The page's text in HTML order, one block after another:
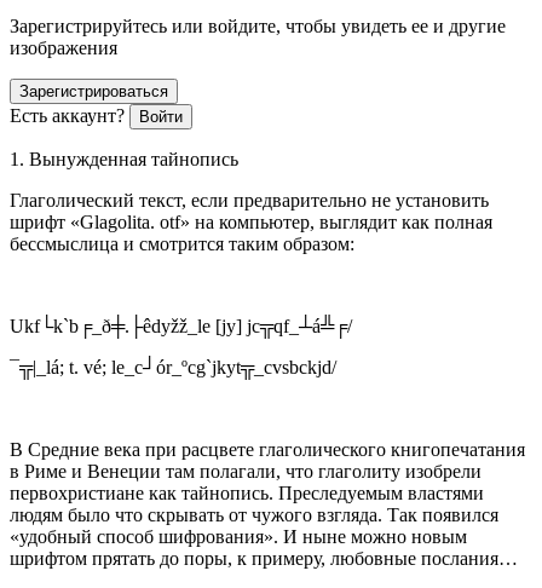
Зарегистрируйтесь или войдите, чтобы увидеть ее и другие
изображения
Зарегистрироваться
Есть аккаунт? Войти
1. Вынужденная тайнопись
Глаголический текст, если предварительно не установить
шрифт «Glagolita. otf» на компьютер, выглядит как полная
бессмыслица и смотрится таким образом:
Ukf└k`b╒_ð╪.├êdyžž_le [jy] jc╦qf_┴á╩╒/
¯╦|_lá; t. vé; le_c┘ór_ºcg`jkyt╦_cvsbckjd/
В Средние века при расцвете глаголического книгопечатания
в Риме и Венеции там полагали, что глаголиту изобрели
первохристиане как тайнопись. Преследуемым властями
людям было что скрывать от чужого взгляда. Так появился
«удобный способ шифрования». И ныне можно новым
шрифтом прятать до поры, к примеру, любовные послания…